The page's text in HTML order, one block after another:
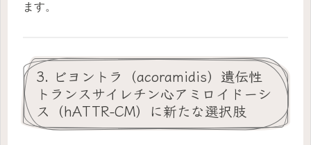
ます。
3. ビヨントラ（acoramidis）遺伝性
トランスサイレチン心アミロイドーシ
ス（hATTR-CM）に新たな選択肢